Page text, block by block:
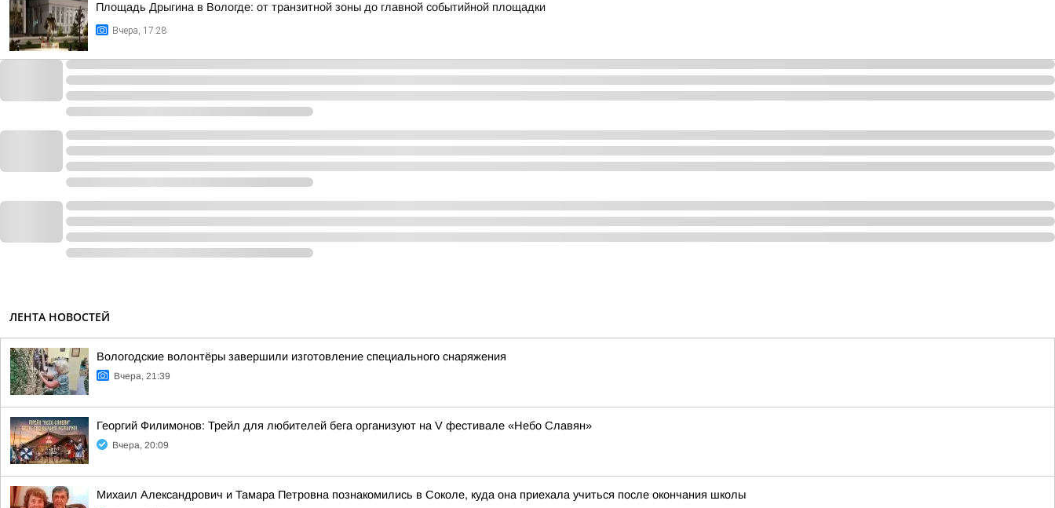
Площадь Дрыгина в Вологде: от транзитной зоны до главной событийной площадки
Вчера, 17:28
ЛЕНТА НОВОСТЕЙ
Вологодские волонтёры завершили изготовление специального снаряжения
Вчера, 21:39
Георгий Филимонов: Трейл для любителей бега организуют на V фестивале «Небо Славян»
Вчера, 20:09
Михаил Александрович и Тамара Петровна познакомились в Соколе, куда она приехала учиться после окончания школы